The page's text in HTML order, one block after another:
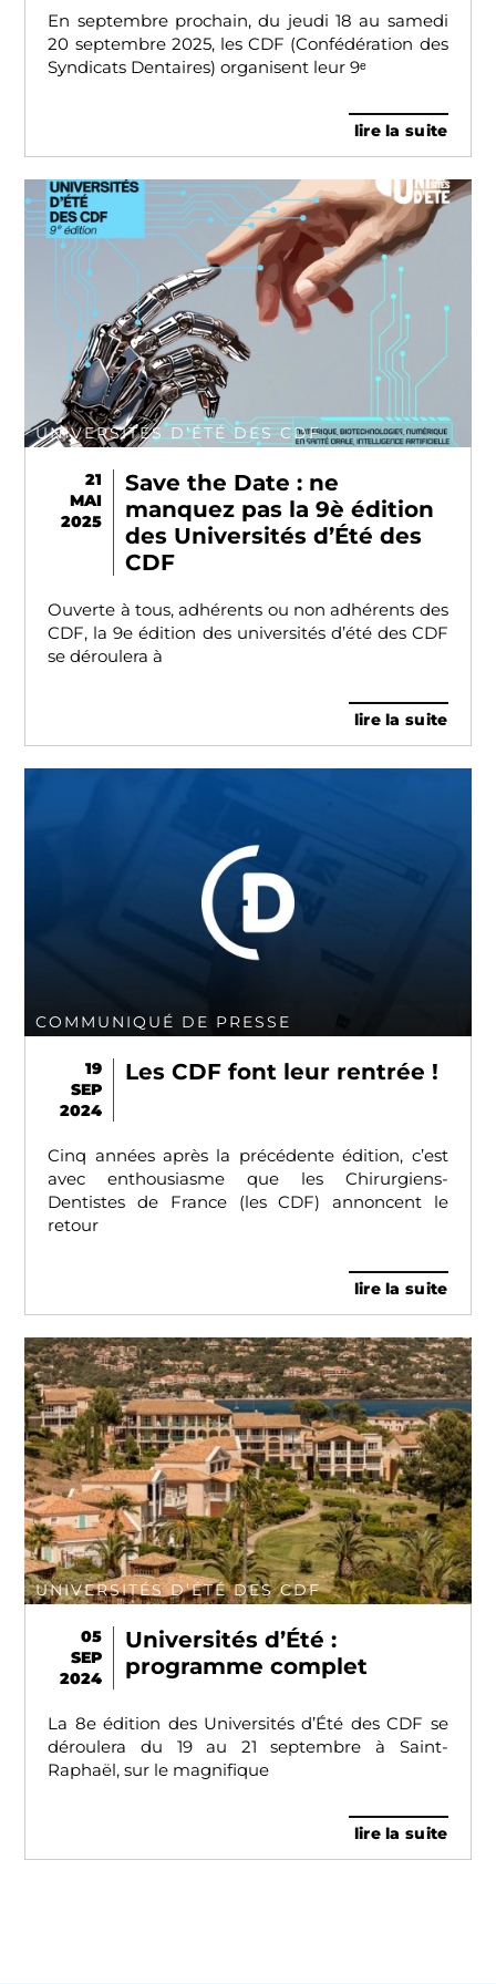
En septembre prochain, du jeudi 18 au samedi
20 septembre 2025, les CDF (Confédération des
Syndicats Dentaires) organisent leur 9ᵉ
lire la suite
UNIVERSITÉS D’ÉTÉ DES CDF
21
MAI
2025
Save the Date : ne
manquez pas la 9è édition
des Universités d’Été des
CDF
Ouverte à tous, adhérents ou non adhérents des
CDF, la 9e édition des universités d’été des CDF
se déroulera à
lire la suite
COMMUNIQUÉ DE PRESSE
19
SEP
2024
Les CDF font leur rentrée !
Cinq années après la précédente édition, c’est
avec enthousiasme que les Chirurgiens-
Dentistes de France (les CDF) annoncent le
retour
lire la suite
UNIVERSITÉS D’ÉTÉ DES CDF
05
SEP
2024
Universités d’Été :
programme complet
La 8e édition des Universités d’Été des CDF se
déroulera du 19 au 21 septembre à Saint-
Raphaël, sur le magnifique
lire la suite